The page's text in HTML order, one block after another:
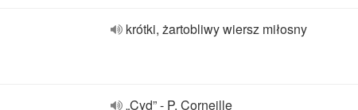
krótki, żartobliwy wiersz miłosny
„Cyd” - P. Corneille